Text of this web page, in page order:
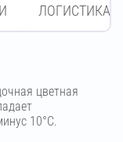
ЛОГИСТИКА
цветная
10°С.